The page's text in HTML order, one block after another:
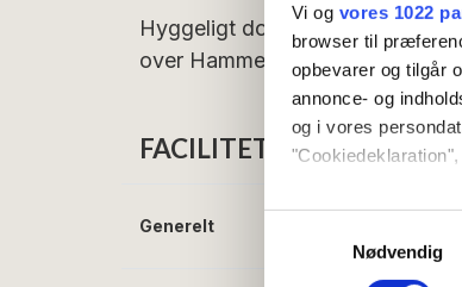
Vi og vores 1022
browser til
opbevarer og tilgår
annonce- og
og i vores
Hvis du tillader det,
Indsamle
Nødvendig
Hyggeligt dobbeltværelse med
over Hammersø fra første
FACILITETER
Generelt